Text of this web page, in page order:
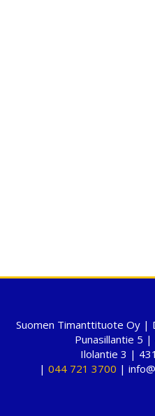
Suomen Timanttituote Oy |
Punasillantie 5
Ilolantie 3 |
| 044 721 3700 |